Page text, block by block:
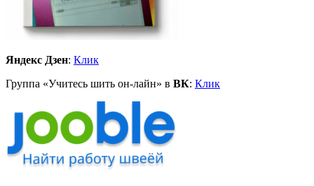
Яндекс Дзен: Клик
Группа «Учитесь шить он-лайн» в ВК: Клик